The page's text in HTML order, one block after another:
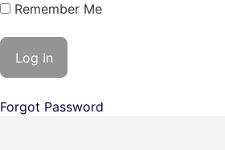
Remember Me
Forgot Password